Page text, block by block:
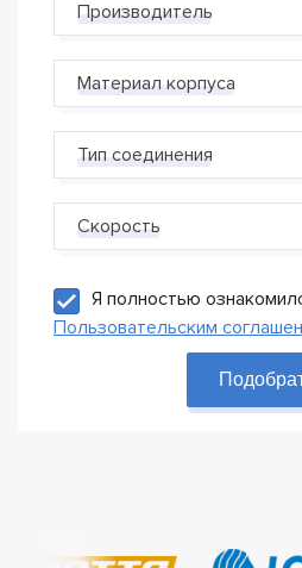
Производитель
Материал корпуса
Тип соединения
Скорость
Я полностью
Пользовательским